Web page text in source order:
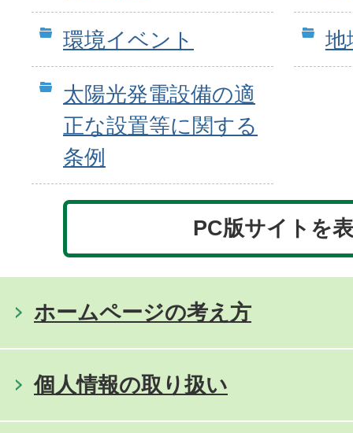
環境イベント 地
太陽光発電設備の適
正な設置等に関する
条例
PC版サイトを
ホームページの考え方
個人情報の取り扱い